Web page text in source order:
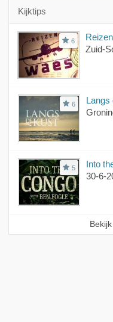
Kijktips
6
Zuid-
6
Langs
5
Into
30-6-